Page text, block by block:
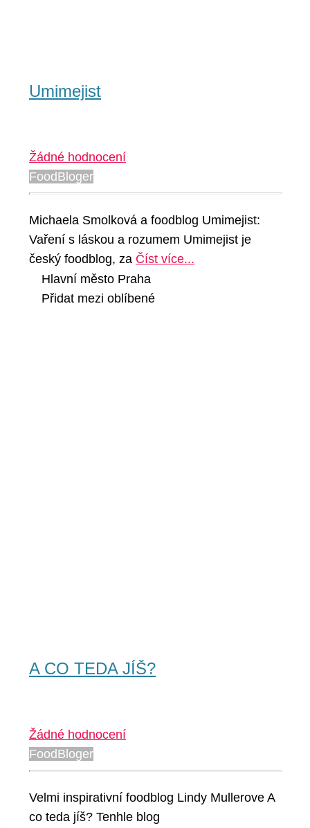
Umimejist
Žádné hodnocení
FoodBloger
Michaela Smolková a foodblog Umimejist:
Vaření s láskou a rozumem Umimejist je
český foodblog, za Číst více...
Hlavní město Praha
Přidat mezi oblíbené
A CO TEDA JÍŠ?
Žádné hodnocení
FoodBloger
Velmi inspirativní foodblog Lindy Mullerove A
co teda jíš? Tenhle blog